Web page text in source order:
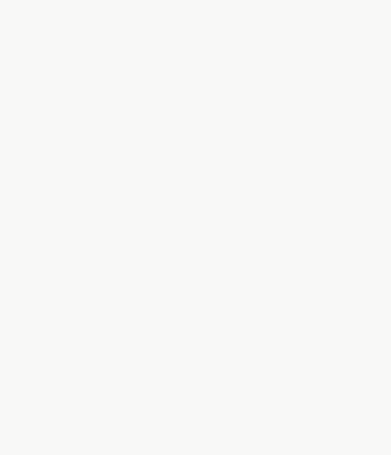
Софи Тернер родилась 21
Давно забытый друг Гарри Поттера:
Девушка росла в обычной
работала воспитательницей в
С раннего возраста Софи
исполнилось три года, она